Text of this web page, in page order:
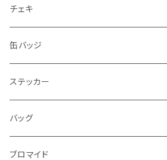
チェキ
缶バッジ
ステッカー
バッグ
ブロマイド